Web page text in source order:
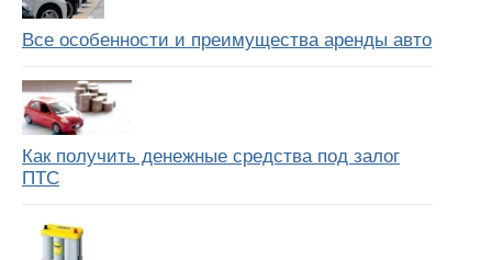
Все особенности и преимущества аренды авто
Как получить денежные средства под залог
ПТС